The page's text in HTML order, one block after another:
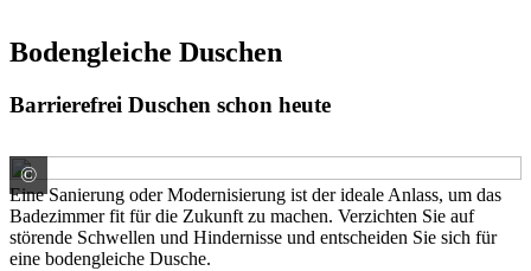
Bodengleiche Duschen
Barrierefrei Duschen schon heute
©
Blanke Systems GmbH & Co. KG
Eine Sanierung oder Modernisierung ist der ideale Anlass, um das
Badezimmer fit für die Zukunft zu machen. Verzichten Sie auf
störende Schwellen und Hindernisse und entscheiden Sie sich für
eine bodengleiche Dusche.